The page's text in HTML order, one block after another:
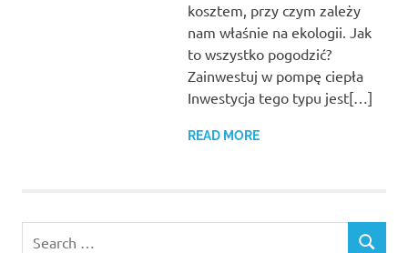
kosztem, przy czym zależy
nam właśnie na ekologii. Jak
to wszystko pogodzić?
Zainwestuj w pompę ciepła
Inwestycja tego typu jest[…]
READ MORE
SEARCH